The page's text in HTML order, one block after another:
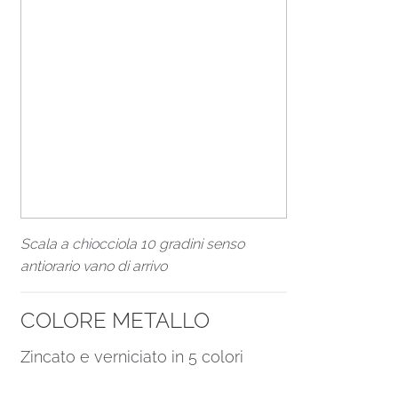
Scala a chiocciola 10 gradini senso
antiorario vano di arrivo
COLORE METALLO
Zincato e verniciato in 5 colori